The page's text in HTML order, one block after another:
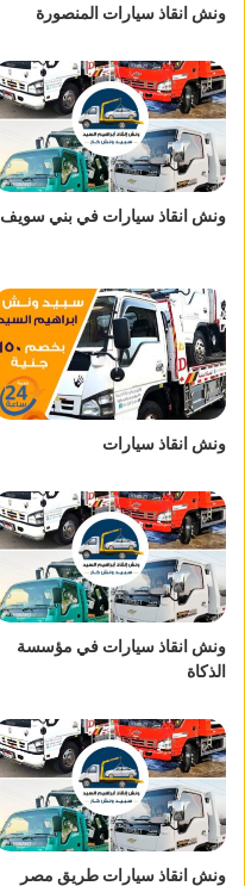
ونش انقاذ سيارات المنصورة
ونش انقاذ سيارات في بني سويف
ونش انقاذ سيارات
ونش انقاذ سيارات في مؤسسة
الذكاة
ونش انقاذ سيارات طريق مصر